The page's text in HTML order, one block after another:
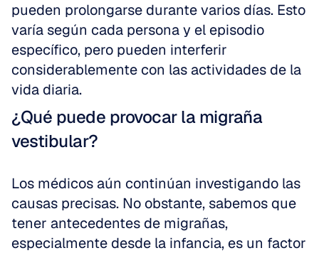
pueden prolongarse durante varios días. Esto
varía según cada persona y el episodio
específico, pero pueden interferir
considerablemente con las actividades de la
vida diaria.
¿Qué puede provocar la migraña
vestibular?
Los médicos aún continúan investigando las
causas precisas. No obstante, sabemos que
tener antecedentes de migrañas,
especialmente desde la infancia, es un factor